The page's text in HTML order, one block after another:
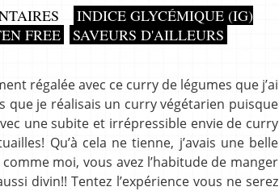
INDICE GLYCÉMIQUE (IG)
FREE
SAVEURS D'AILLEURS
régalée avec ce curry de légumes que j’ai
que je réalisais un curry végétarien puisque
une subite et irrépressible envie de curry
Qu’à cela ne tienne, j’avais une belle
moi, vous avez l’habitude de manger
divin!! Tentez l’expérience vous ne serez